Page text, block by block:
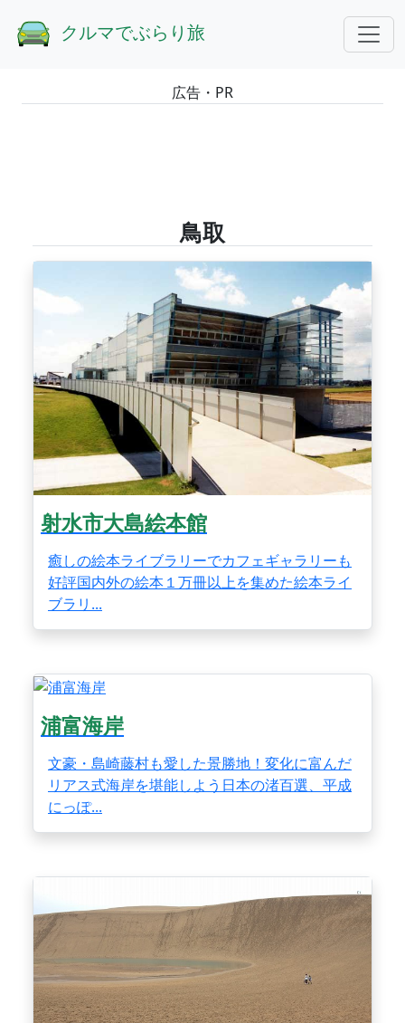
クルマでぶらり旅
広告・PR
鳥取
射水市大島絵本館
癒しの絵本ライブラリーでカフェギャラリーも
好評国内外の絵本１万冊以上を集めた絵本ライ
ブラリ...
浦富海岸
文豪・島崎藤村も愛した景勝地！変化に富んだ
リアス式海岸を堪能しよう日本の渚百選、平成
にっぽ...